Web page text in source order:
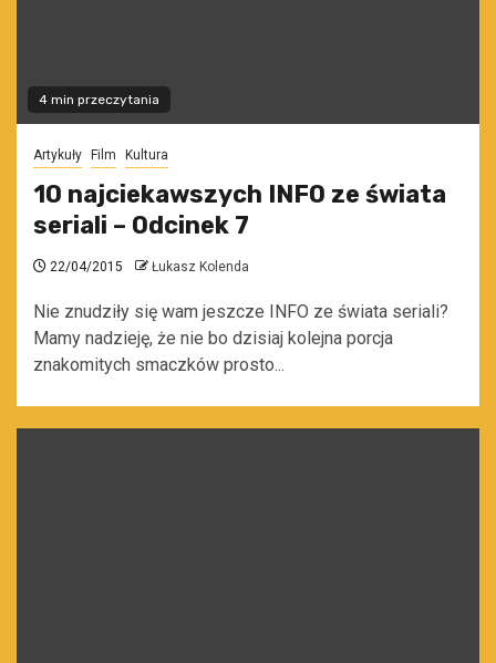
4 min przeczytania
Artykuły Film Kultura
10 najciekawszych INFO ze świata
seriali – Odcinek 7
22/04/2015 Łukasz Kolenda
Nie znudziły się wam jeszcze INFO ze świata seriali?
Mamy nadzieję, że nie bo dzisiaj kolejna porcja
znakomitych smaczków prosto...